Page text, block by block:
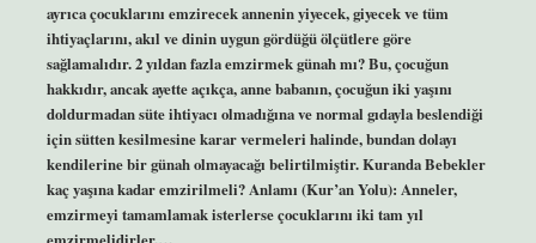
ayrıca çocuklarını emzirecek annenin yiyecek, giyecek ve tüm
ihtiyaçlarını, akıl ve dinin uygun gördüğü ölçütlere göre
sağlamalıdır. 2 yıldan fazla emzirmek günah mı? Bu, çocuğun
hakkıdır, ancak ayette açıkça, anne babanın, çocuğun iki yaşını
doldurmadan süte ihtiyacı olmadığına ve normal gıdayla beslendiği
için sütten kesilmesine karar vermeleri halinde, bundan dolayı
kendilerine bir günah olmayacağı belirtilmiştir. Kuranda Bebekler
kaç yaşına kadar emzirilmeli? Anlamı (Kur’an Yolu): Anneler,
emzirmeyi tamamlamak isterlerse çocuklarını iki tam yıl